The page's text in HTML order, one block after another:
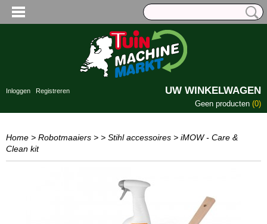
Inloggen Registreren UW WINKELWAGEN
Geen producten (0)
Home > Robotmaaiers > > Stihl accessoires > iMOW - Care &
Clean kit